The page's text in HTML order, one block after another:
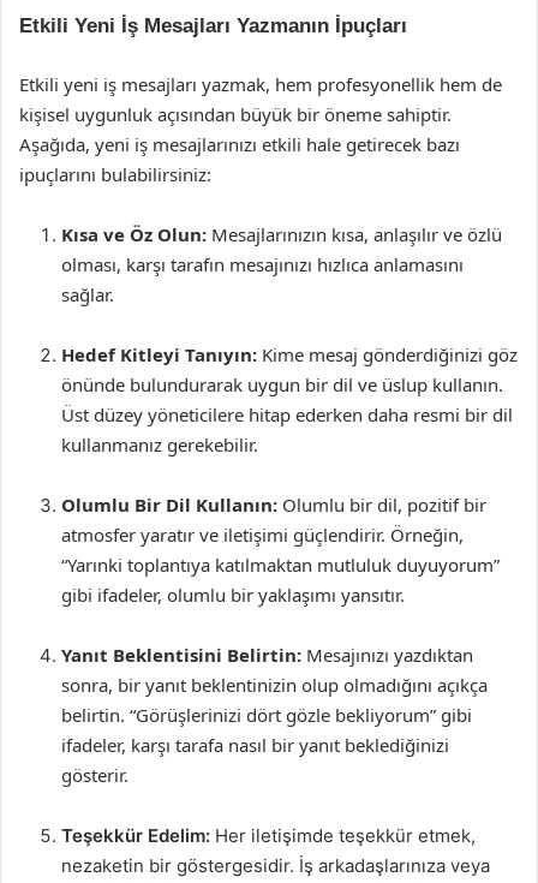
Etkili Yeni İş Mesajları Yazmanın İpuçları
Etkili yeni iş mesajları yazmak, hem profesyonellik hem de
kişisel uygunluk açısından büyük bir öneme sahiptir.
Aşağıda, yeni iş mesajlarınızı etkili hale getirecek bazı
ipuçlarını bulabilirsiniz:
Kısa ve Öz Olun: Mesajlarınızın kısa, anlaşılır ve özlü
olması, karşı tarafın mesajınızı hızlıca anlamasını
sağlar.
Hedef Kitleyi Tanıyın: Kime mesaj gönderdiğinizi göz
önünde bulundurarak uygun bir dil ve üslup kullanın.
Üst düzey yöneticilere hitap ederken daha resmi bir dil
kullanmanız gerekebilir.
Olumlu Bir Dil Kullanın: Olumlu bir dil, pozitif bir
atmosfer yaratır ve iletişimi güçlendirir. Örneğin,
“Yarınki toplantıya katılmaktan mutluluk duyuyorum”
gibi ifadeler, olumlu bir yaklaşımı yansıtır.
Yanıt Beklentisini Belirtin: Mesajınızı yazdıktan
sonra, bir yanıt beklentinizin olup olmadığını açıkça
belirtin. “Görüşlerinizi dört gözle bekliyorum” gibi
ifadeler, karşı tarafa nasıl bir yanıt beklediğinizi
gösterir.
Teşekkür Edelim: Her iletişimde teşekkür etmek,
nezaketin bir göstergesidir. İş arkadaşlarınıza veya